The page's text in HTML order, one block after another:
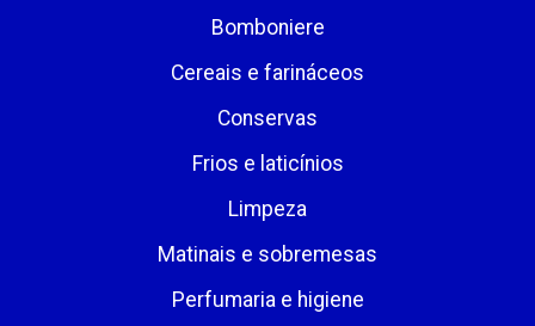
Bomboniere
Cereais e farináceos
Conservas
Frios e laticínios
Limpeza
Matinais e sobremesas
Perfumaria e higiene